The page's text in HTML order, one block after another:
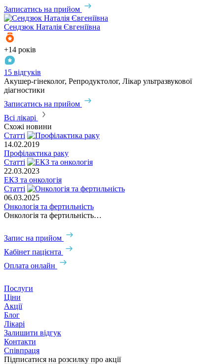
Записатись на прийом
Сендзюк Наталія Євгеніївна
+14 років
15 відгуків
Акушер-гінеколог, Репродуктолог, Лікар ультразвукової
діагностики
Записатись на прийом
Всі лікарі
Схожі новини
Статті
14.02.2019
Профілактика раку
Статті
22.03.2023
ЕКЗ та онкологія
Статті
06.03.2025
Онкологія та фертильність
Онкологія та фертильність…
Запис на прийом
Кабінет пацієнта
Оплата онлайн
Послуги
Ціни
Акції
Блог
Лікарі
Залишити відгук
Контакти
Співпраця
Підписатися на розсилку про акції